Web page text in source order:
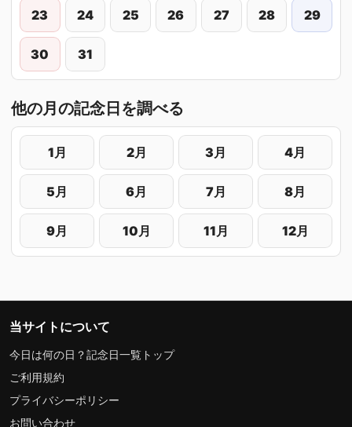
23 24 25 26 27 28 29
30 31
他の月の記念日を調べる
1月 2月 3月 4月
5月 6月 7月 8月
9月 10月 11月 12月
当サイトについて
今日は何の日？記念日一覧トップ
ご利用規約
プライバシーポリシー
お問い合わせ